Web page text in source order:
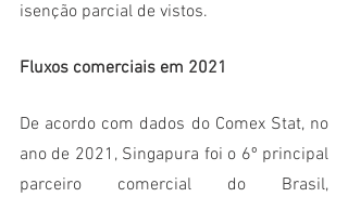
isenção parcial de vistos.
Fluxos comerciais em 2021
De acordo com dados do Comex Stat, no
ano de 2021, Singapura foi o 6º principal
parceiro comercial do Brasil,